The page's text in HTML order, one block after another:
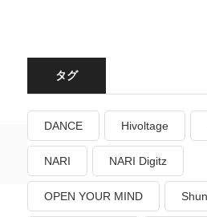
タグ
DANCE Hivoltage
NARI NARI Digitz
OPEN YOUR MIND